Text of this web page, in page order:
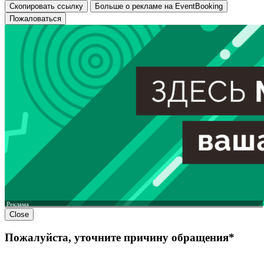
Скопировать ссылку
Больше о рекламе на EventBooking
Пожаловаться
Реклама
Close
Пожалуйста, уточните причину обращения*